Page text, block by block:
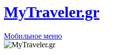
MyTraveler.gr
Мобильное меню